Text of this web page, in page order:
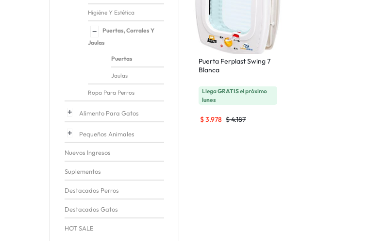
Puerta Ferplast Swing 7
Blanca
LlegaGRATISel próximo
lunes
$4.187
$3.978
Higiéne Y Estética
Puertas, Corrales Y
Jaulas
Puertas
Jaulas
Ropa Para Perros
Alimento Para Gatos
Pequeños Animales
Nuevos Ingresos
Suplementos
Destacados Perros
Destacados Gatos
HOT SALE